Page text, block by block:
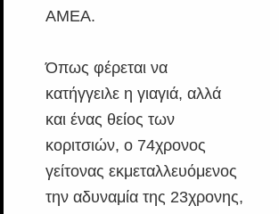
ΑΜΕΑ.
Όπως φέρεται να
κατήγγειλε η γιαγιά, αλλά
και ένας θείος των
κοριτσιών, ο 74χρονος
γείτονας εκμεταλλευόμενος
την αδυναμία της 23χρονης,